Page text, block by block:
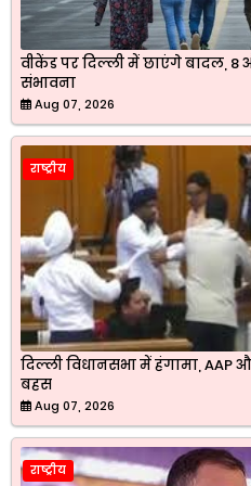
वीकेंड पर दिल्ली में छाएंगे बादल, 8
संभावना
Aug 07, 2026
राष्ट्रीय
दिल्ली विधानसभा में हंगामा, AAP
बहस
Aug 07, 2026
राष्ट्रीय